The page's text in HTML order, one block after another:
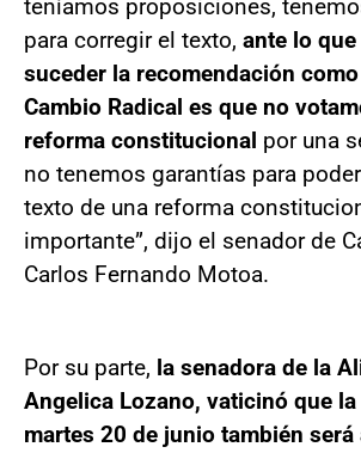
teníamos proposiciones,
para corregir el texto, ante lo
suceder la recomendación
Cambio Radical es que no
reforma constitucional por una
no tenemos garantías para
texto de una reforma
importante”, dijo el senador de
Carlos Fernando Motoa.
Por su parte, la senadora de la
Angelica Lozano, vaticinó que
martes 20 de junio también